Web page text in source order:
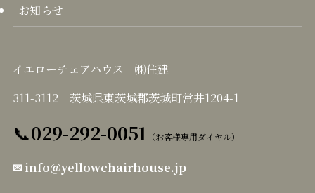
お知らせ
イエローチェアハウス ㈱住建
311-3112 茨城県東茨城郡茨城町常井1204-1
📞029-292-0051 （お客様専用ダイヤル）
✉ info@yellowchairhouse.jp